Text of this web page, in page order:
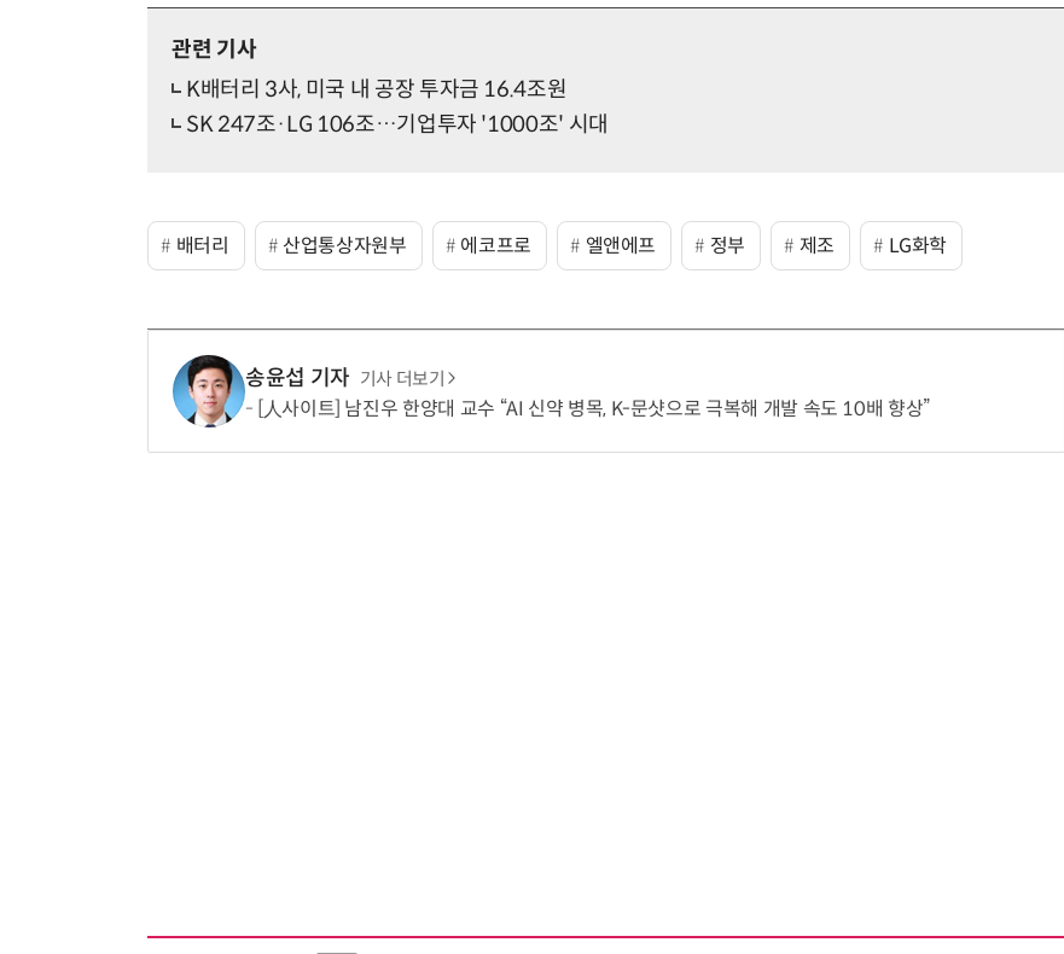
관련 기사
K배터리 3사, 미국 내 공장 투자금 16.4조원
SK 247조·LG 106조…기업투자 '1000조' 시대
배터리 산업통상자원부 에코프로 엘앤에프 정부 제조 LG화학
송윤섭 기자 기사 더보기
[人사이트] 남진우 한양대 교수 “AI 신약 병목, K-문샷으로 극복해 개발 속도 10배 향상”